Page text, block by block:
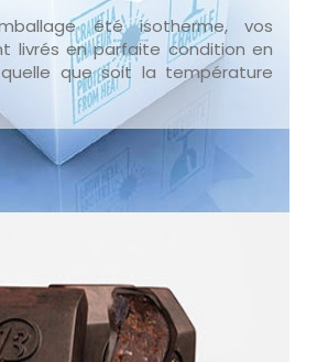
été isotherme, vos
livrés en parfaite condition en
que soit la température